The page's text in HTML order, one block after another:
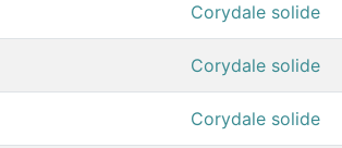
Corydale solide
Corydale solide
Corydale solide